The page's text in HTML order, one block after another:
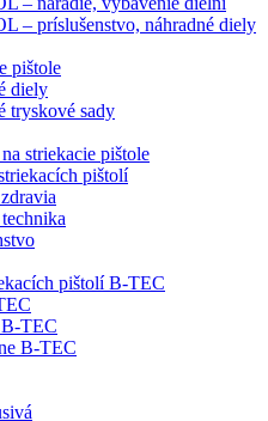
– príslušenstvo, náhradné diely
pištole
diely
tryskové sady
striekacie pištole
pištolí
pištolí B-TEC
TEC
B-TEC